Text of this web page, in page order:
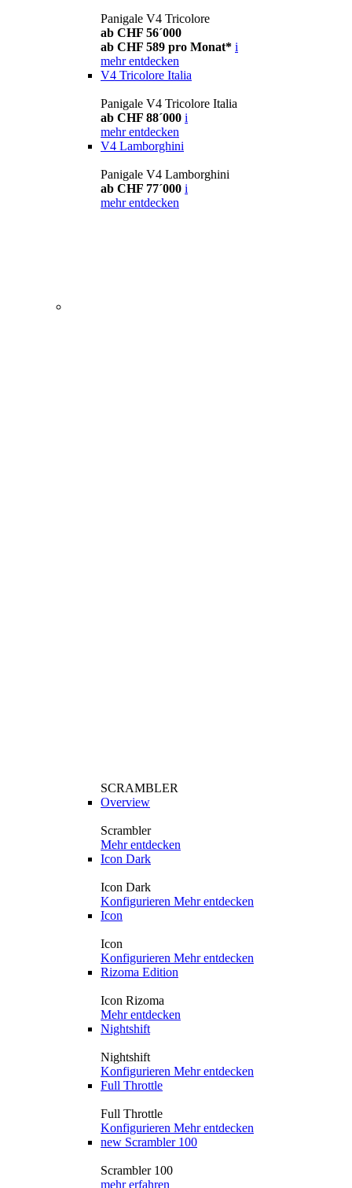
Panigale V4 Tricolore
ab CHF 56´000
ab CHF 589 pro Monat* i
mehr entdecken
V4 Tricolore Italia
Panigale V4 Tricolore Italia
ab CHF 88´000 i
mehr entdecken
V4 Lamborghini
Panigale V4 Lamborghini
ab CHF 77´000 i
mehr entdecken
SCRAMBLER
Overview
Scrambler
Mehr entdecken
Icon Dark
Icon Dark
Konfigurieren Mehr entdecken
Icon
Icon
Konfigurieren Mehr entdecken
Rizoma Edition
Icon Rizoma
Mehr entdecken
Nightshift
Nightshift
Konfigurieren Mehr entdecken
Full Throttle
Full Throttle
Konfigurieren Mehr entdecken
new Scrambler 100
Scrambler 100
mehr erfahren